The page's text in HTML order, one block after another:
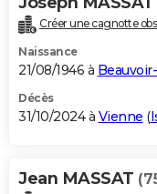
Créer une cagnotte
Naissance
21/08/1946 à
Décès
31/10/2024 à Vienne (
Jean MASSAT